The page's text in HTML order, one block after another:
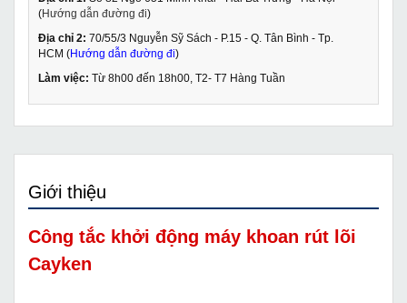
(Hướng dẫn đường đi)
Địa chỉ 2: 70/55/3 Nguyễn Sỹ Sách - P.15 - Q. Tân Bình - Tp.
HCM (Hướng dẫn đường đi)
Làm việc: Từ 8h00 đến 18h00, T2- T7 Hàng Tuần
Giới thiệu
Công tắc khởi động máy khoan rút lõi
Cayken